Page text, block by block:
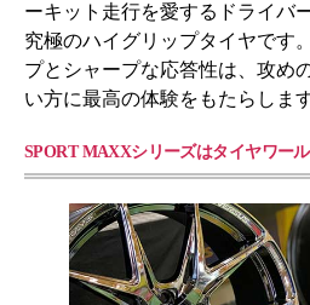
ーキット走行を愛するドライバ
究極のハイグリップタイヤです
プとシャープな応答性は、攻め
い方に最高の体験をもたらします
SPORT MAXXシリーズはタイヤワー